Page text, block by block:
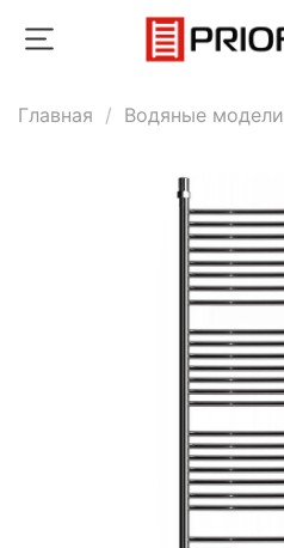
Главная Водяные модели